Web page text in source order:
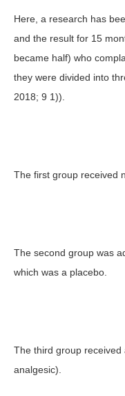
Here, a research has
and the result for 15
became half) who
they were divided into
2018; 9 1)).
The first group received
The second group was
which was a placebo.
The third group
analgesic).